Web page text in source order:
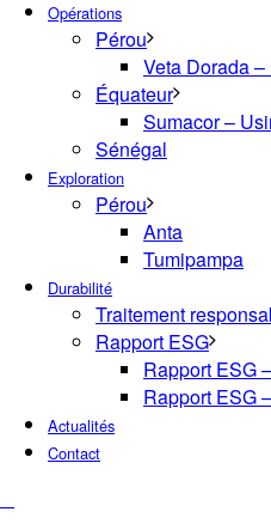
Opérations
Pérou
Veta Dorada
Équateur
Sumacor –
Sénégal
Exploration
Pérou
Anta
Tumipampa
Durabilité
Traitement
Rapport ESG
Rapport ESG
Rapport ESG
Actualités
Contact